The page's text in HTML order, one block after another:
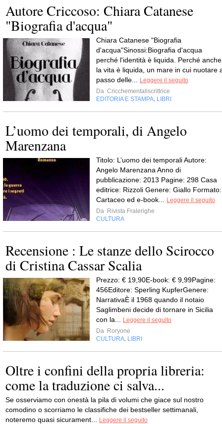
Autore Criccoso: Chiara Catanese
"Biografia d'acqua"
Chiara Catanese "Biografia
d'acqua"Sinossi:Biografia d'acqua
perché l'identità è liquida. Perché anche
la vita è liquida, un mare in cui nuotare
passo delle...
Leggere il seguito
Da Cricchementaliscrittrice
EDITORIA E STAMPA LIBRI
L’uomo dei temporali, di Angelo
Marenzana
Titolo: L’uomo dei temporali Autore:
Angelo Marenzana Anno di
pubblicazione: 2013 Pagine: 298 Casa
editrice: Rizzoli Genere: Giallo Formato:
Cartaceo ed e-book...
Leggere il seguito
Da Rivista Fralerighe
CULTURA
Recensione : Le stanze dello Scirocco
di Cristina Cassar Scalia
Prezzo: € 19,90E-book: € 9,99Pagine:
456Editore: Sperling KupferGenere:
NarrativaÈ il 1968 quando il notaio
Saglimbeni decide di tornare in Sicilia
con la...
Leggere il seguito
Da Roryone
CULTURA LIBRI
Oltre i confini della propria libreria:
come la traduzione ci salva...
Se osserviamo con onestà la pila di volumi che giace sul nostro
comodino o scorriamo le classifiche dei bestseller settimanali,
noteremo quasi sicurament...
Leggere il seguito